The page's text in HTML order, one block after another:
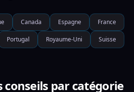
Canada Espagne France
Portugal Royaume-Uni Suisse
conseils par catégorie